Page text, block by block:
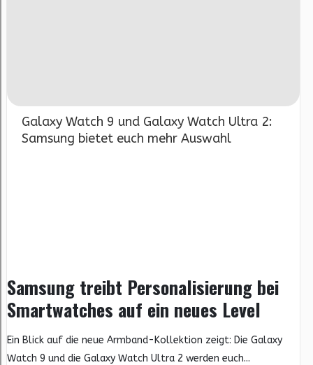
Galaxy Watch 9 und Galaxy Watch Ultra 2:
Samsung bietet euch mehr Auswahl
Samsung treibt Personalisierung bei
Smartwatches auf ein neues Level
Ein Blick auf die neue Armband-Kollektion zeigt: Die Galaxy
Watch 9 und die Galaxy Watch Ultra 2 werden euch...